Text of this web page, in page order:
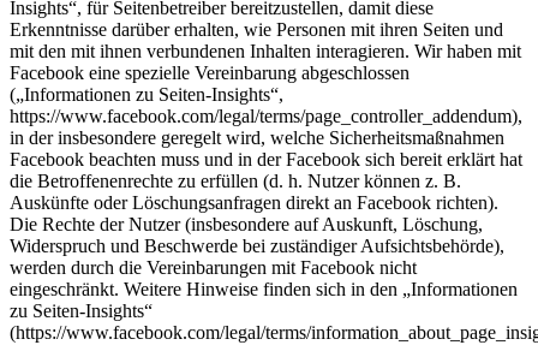
Insights“, für Seitenbetreiber bereitzustellen, damit diese
Erkenntnisse darüber erhalten, wie Personen mit ihren Seiten und
mit den mit ihnen verbundenen Inhalten interagieren. Wir haben mit
Facebook eine spezielle Vereinbarung abgeschlossen
(„Informationen zu Seiten-Insights“,
https://www.facebook.com/legal/terms/page_controller_addendum),
in der insbesondere geregelt wird, welche Sicherheitsmaßnahmen
Facebook beachten muss und in der Facebook sich bereit erklärt hat
die Betroffenenrechte zu erfüllen (d. h. Nutzer können z. B.
Auskünfte oder Löschungsanfragen direkt an Facebook richten).
Die Rechte der Nutzer (insbesondere auf Auskunft, Löschung,
Widerspruch und Beschwerde bei zuständiger Aufsichtsbehörde),
werden durch die Vereinbarungen mit Facebook nicht
eingeschränkt. Weitere Hinweise finden sich in den „Informationen
zu Seiten-Insights“
(https://www.facebook.com/legal/terms/